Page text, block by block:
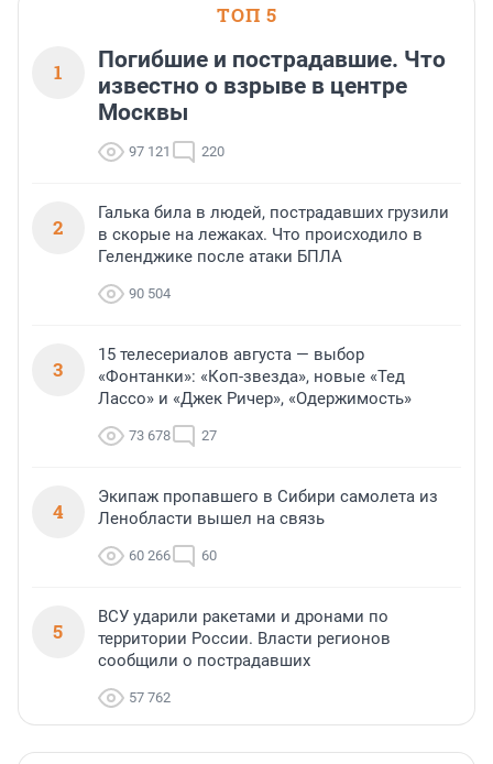
ТОП 5
1
Погибшие и пострадавшие. Что
известно о взрыве в центре
Москвы
97 121 220
2
Галька била в людей, пострадавших грузили
в скорые на лежаках. Что происходило в
Геленджике после атаки БПЛА
90 504
3
15 телесериалов августа — выбор
«Фонтанки»: «Коп-звезда», новые «Тед
Лассо» и «Джек Ричер», «Одержимость»
73 678 27
4
Экипаж пропавшего в Сибири самолета из
Ленобласти вышел на связь
60 266 60
5
ВСУ ударили ракетами и дронами по
территории России. Власти регионов
сообщили о пострадавших
57 762